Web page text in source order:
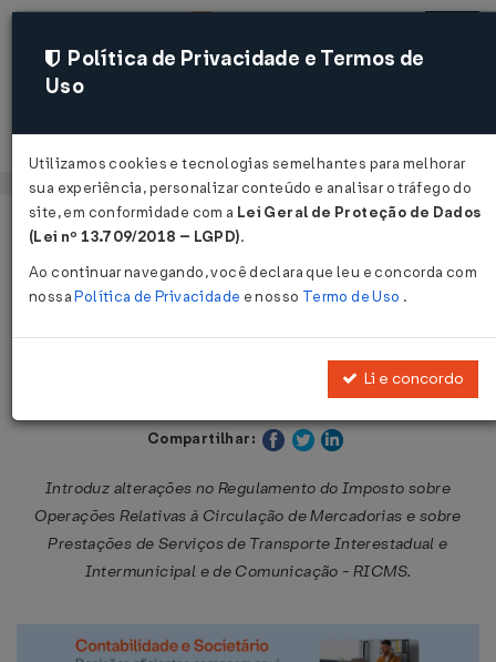
Acessar
Página Inicial Legislações
Decreto nº 56.649 de 11/01/2011
Publicado no DOE - SP em 12 jan 2011
Compartilhar:
Introduz alterações no Regulamento do Imposto sobre
Operações Relativas à Circulação de Mercadorias e sobre
Prestações de Serviços de Transporte Interestadual e
Intermunicipal e de Comunicação - RICMS.
Política de Privacidade e Termos de
Uso
Utilizamos cookies e tecnologias semelhantes para melhorar
sua experiência, personalizar conteúdo e analisar o tráfego do
site, em conformidade com a Lei Geral de Proteção de Dados
(Lei nº 13.709/2018 – LGPD).
Ao continuar navegando, você declara que leu e concorda com
nossaPolítica de Privacidade e nosso Termo de Uso .
Li e concordo